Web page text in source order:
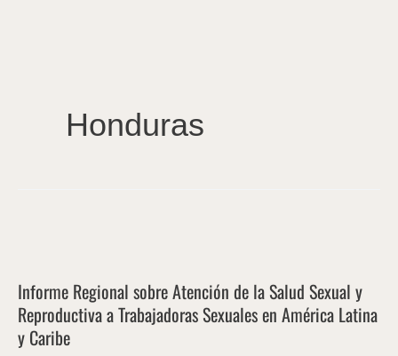
Honduras
Informe Regional sobre Atención de la Salud Sexual y
Reproductiva a Trabajadoras Sexuales en América Latina
y Caribe
sobre
Atención
de